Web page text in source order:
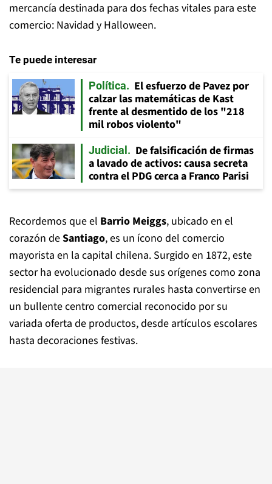
mercancía destinada para dos fechas vitales para este
comercio: Navidad y Halloween.
Te puede interesar
Política
El esfuerzo de Pavez por
calzar las matemáticas de Kast
frente al desmentido de los "218
mil robos violento"
Judicial
De falsificación de firmas
a lavado de activos: causa secreta
contra el PDG cerca a Franco Parisi
Recordemos que el Barrio Meiggs, ubicado en el
corazón deSantiago, es un ícono del comercio
mayorista en la capital chilena. Surgido en 1872, este
sector ha evolucionado desde sus orígenes como zona
residencial para migrantes rurales hasta convertirse en
un bullente centro comercial reconocido por su
variada oferta de productos, desde artículos escolares
hasta decoraciones festivas.